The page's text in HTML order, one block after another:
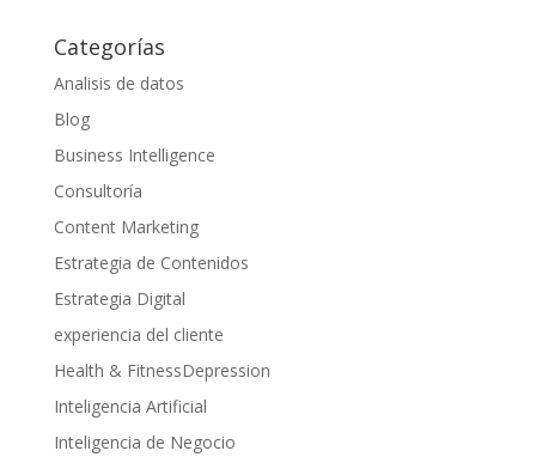
Categorías
Analisis de datos
Blog
Business Intelligence
Consultoría
Content Marketing
Estrategia de Contenidos
Estrategia Digital
experiencia del cliente
Health & FitnessDepression
Inteligencia Artificial
Inteligencia de Negocio